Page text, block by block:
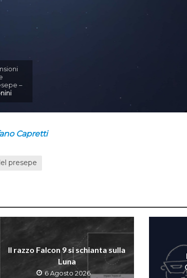
–
Capretti
presepe
Il razzo Falcon 9 si schianta sulla
Luna
6 Agosto 2026